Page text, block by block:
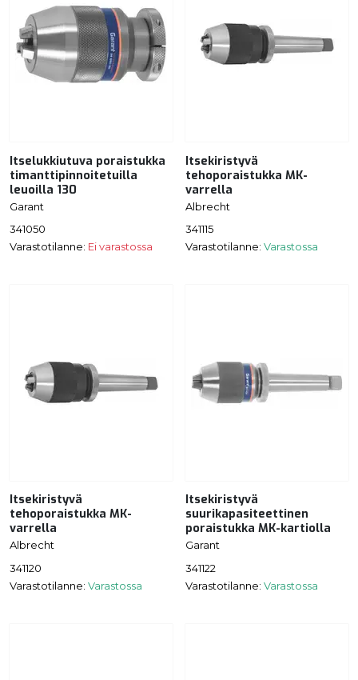
Itselukkiutuva poraistukka
timanttipinnoitetuilla
leuoilla 130
Garant
341050
Varastotilanne: Ei varastossa
Itsekiristyvä
tehoporaistukka MK-
varrella
Albrecht
341115
Varastotilanne: Varastossa
Itsekiristyvä
tehoporaistukka MK-
varrella
Albrecht
341120
Varastotilanne: Varastossa
Itsekiristyvä
suurikapasiteettinen
poraistukka MK-kartiolla
Garant
341122
Varastotilanne: Varastossa